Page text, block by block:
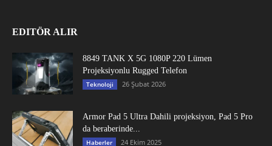
EDITÖR ALIR
8849 TANK X 5G 1080P 220 Lümen
Projeksiyonlu Rugged Telefon
Teknoloji 26 Şubat 2026
Armor Pad 5 Ultra Dahili projeksiyon, Pad 5 Pro
da beraberinde...
Haberler 24 Ekim 2025